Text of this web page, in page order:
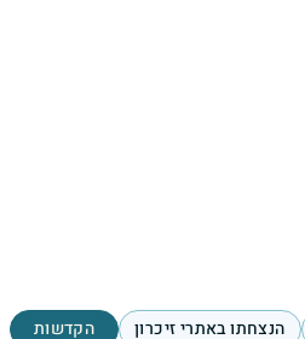
הנצחתו באתרי זיכרון הקדשות